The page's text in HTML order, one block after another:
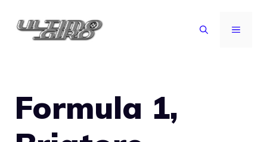
MENU
Formula 1,